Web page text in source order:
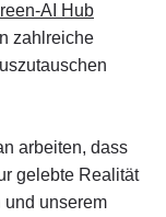
AI Hub
zahlreiche
arbeiten, dass
gelebte Realität
und unserem